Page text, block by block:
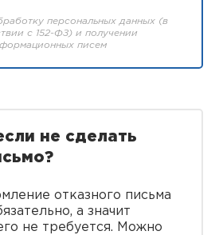
персональных данных (в
с 152-ФЗ) и получении
писем
не сделать
отказного письма
а значит
не требуется. Можно